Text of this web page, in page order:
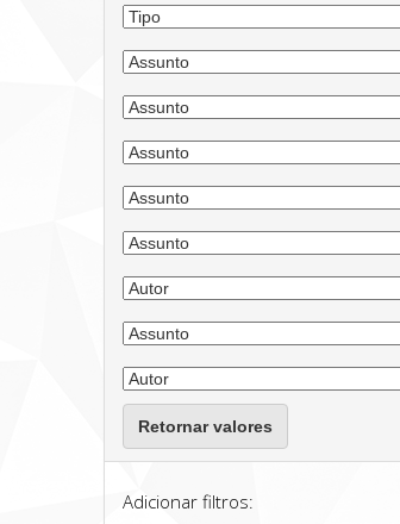
Retornar valores
Adicionar filtros: